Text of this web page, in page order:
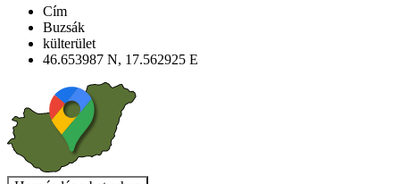
Cím
Buzsák
külterület
46.653987 N, 17.562925 E